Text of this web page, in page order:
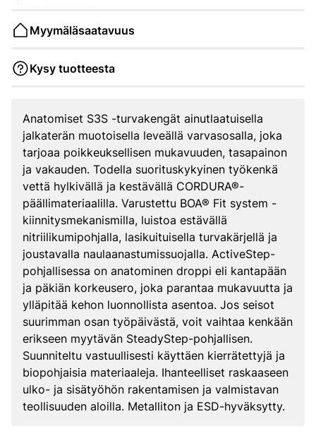
Myymäläsaatavuus
Kysy tuotteesta
Anatomiset S3S -turvakengät ainutlaatuisella
jalkaterän muotoisella leveällä varvasosalla, joka
tarjoaa poikkeuksellisen mukavuuden, tasapainon
ja vakauden. Todella suorituskykyinen työkenkä
vettä hylkivällä ja kestävällä CORDURA®-
päällimateriaalilla. Varustettu BOA® Fit system -
kiinnitysmekanismilla, luistoa estävällä
nitriilikumipohjalla, lasikuituisella turvakärjellä ja
joustavalla naulaanastumissuojalla. ActiveStep-
pohjallisessa on anatominen droppi eli kantapään
ja päkiän korkeusero, joka parantaa mukavuutta ja
ylläpitää kehon luonnollista asentoa. Jos seisot
suurimman osan työpäivästä, voit vaihtaa kenkään
erikseen myytävän SteadyStep-pohjallisen.
Suunniteltu vastuullisesti käyttäen kierrätettyjä ja
biopohjaisia materiaaleja. Ihanteelliset raskaaseen
ulko- ja sisätyöhön rakentamisen ja valmistavan
teollisuuden aloilla. Metalliton ja ESD-hyväksytty.